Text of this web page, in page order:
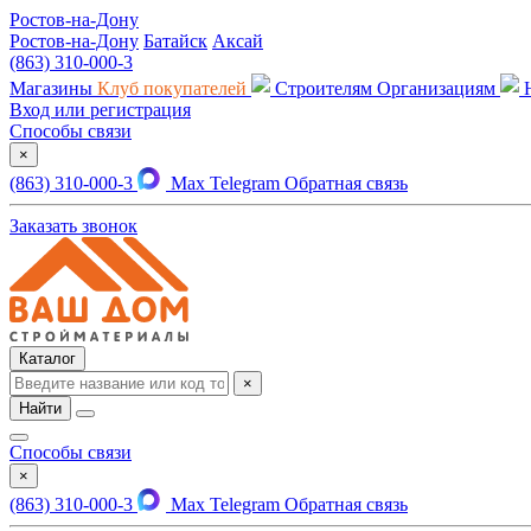
Ростов-на-Дону
Ростов-на-Дону Батайск Аксай
(863) 310-000-3
Магазины Клуб покупателей Строителям Организациям
Вход или регистрация
Способы связи
×
(863) 310-000-3 Max Telegram Обратная связь
Заказать звонок
Каталог
×
Найти
Способы связи
×
(863) 310-000-3 Max Telegram Обратная связь